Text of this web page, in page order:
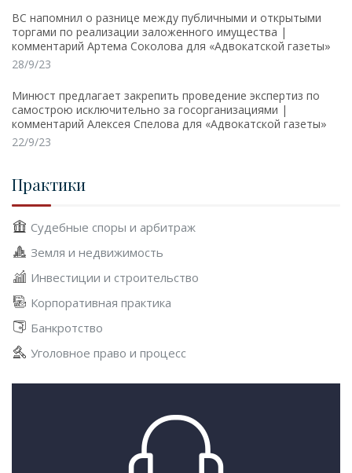
ВС напомнил о разнице между публичными и открытыми
торгами по реализации заложенного имущества |
комментарий Артема Соколова для «Адвокатской газеты»
28/9/23
Минюст предлагает закрепить проведение экспертиз по
самострою исключительно за госорганизациями |
комментарий Алексея Спелова для «Адвокатской газеты»
22/9/23
Практики
Судебные споры и арбитраж
Земля и недвижимость
Инвестиции и строительство
Корпоративная практика
Банкротство
Уголовное право и процесс